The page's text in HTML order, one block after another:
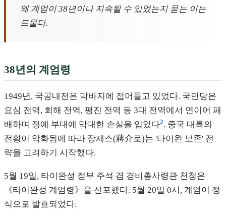
왜 계엄이 38년이나 지속될 수 있었는지 묻는 이는
드물다.
38년의 계엄령
1949년, 국공내전은 막바지에 접어들고 있었다. 국민당은
요심 전역, 회해 전역, 평진 전역 등 3대 전역에서 연이어 패
배하며 정예 부대에 막대한 손실을 입었다2. 중국 대륙의
전황이 악화됨에 따라 장제스(蔣介로)는 '타이완 보존' 전
략을 고려하기 시작했다.
5월 19일, 타이완성 정부 주석 겸 경비총사령관 천청은
《타이완성 계엄령》을 선포했다. 5월 20일 0시, 계엄이 정
식으로 발효되었다.